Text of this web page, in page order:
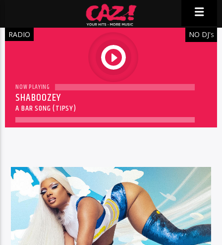
RADIO
play
NO DJ'S
NOW PLAYING
SHABOOZEY
A BAR SONG (TIPSY)